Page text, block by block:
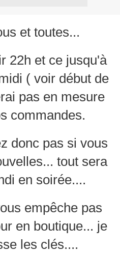
et toutes...
22h et ce jusqu'à
( voir début de
pas en mesure
commandes.
donc pas si vous
tout sera
en soirée....
empêche pas
en boutique... je
les clés....